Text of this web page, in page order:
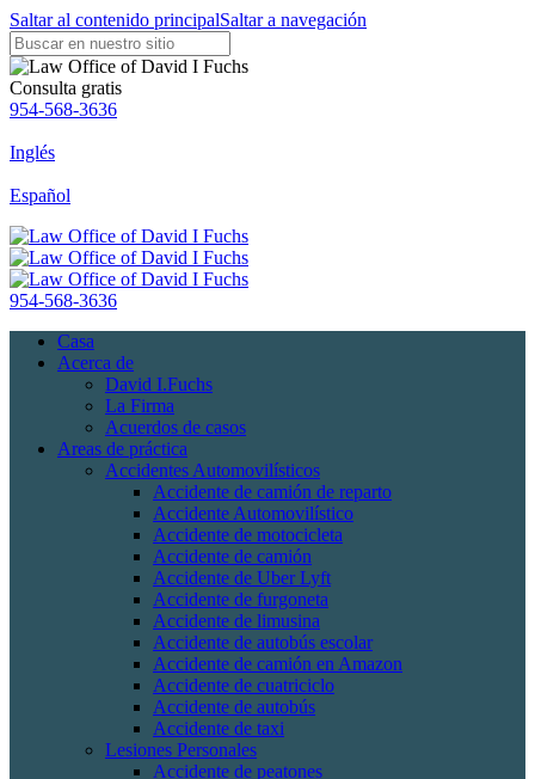
Saltar al contenido principalSaltar a navegación
Consulta gratis
954-568-3636
Inglés
Español
954-568-3636
Casa
Acerca de
David I.Fuchs
La Firma
Acuerdos de casos
Areas de práctica
Accidentes Automovilísticos
Accidente de camión de reparto
Accidente Automovilístico
Accidente de motocicleta
Accidente de camión
Accidente de Uber Lyft
Accidente de furgoneta
Accidente de limusina
Accidente de autobús escolar
Accidente de camión en Amazon
Accidente de cuatriciclo
Accidente de autobús
Accidente de taxi
Lesiones Personales
Accidente de peatones